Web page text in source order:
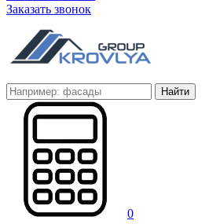
Заказать звонок
Найти
0